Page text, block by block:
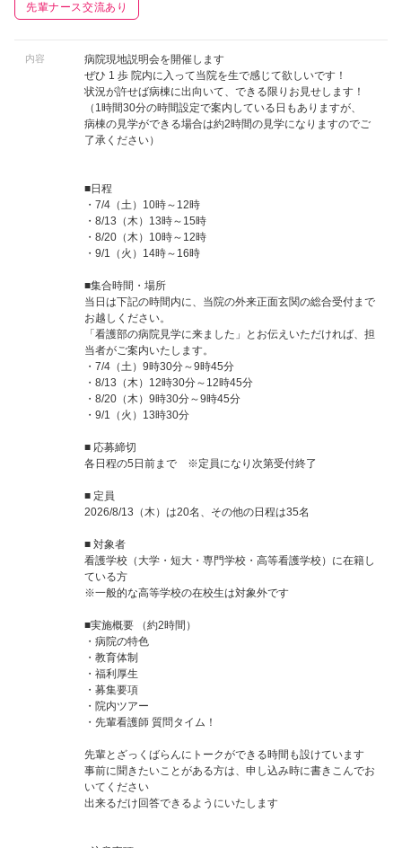
先輩ナース交流あり
内容
病院現地説明会を開催します
ぜひ 1 歩 院内に入って当院を生で感じて欲しいです！
状況が許せば病棟に出向いて、できる限りお見せします！
（1時間30分の時間設定で案内している日もありますが、
病棟の見学ができる場合は約2時間の見学になりますのでご
了承ください）
■日程
・7/4（土）10時～12時
・8/13（木）13時～15時
・8/20（木）10時～12時
・9/1（火）14時～16時
■集合時間・場所
当日は下記の時間内に、当院の外来正面玄関の総合受付まで
お越しください。
「看護部の病院見学に来ました」とお伝えいただければ、担
当者がご案内いたします。
・7/4（土）9時30分～9時45分
・8/13（木）12時30分～12時45分
・8/20（木）9時30分～9時45分
・9/1（火）13時30分
■ 応募締切
各日程の5日前まで ※定員になり次第受付終了
■ 定員
2026/8/13（木）は20名、その他の日程は35名
■ 対象者
看護学校（大学・短大・専門学校・高等看護学校）に在籍し
ている方
※一般的な高等学校の在校生は対象外です
■実施概要 （約2時間）
・病院の特色
・教育体制
・福利厚生
・募集要項
・院内ツアー
・先輩看護師 質問タイム！
先輩とざっくばらんにトークができる時間も設けています
事前に聞きたいことがある方は、申し込み時に書きこんでお
いてください
出来るだけ回答できるようにいたします